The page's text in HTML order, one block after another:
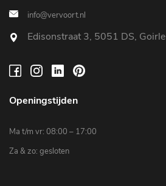
info@vervoort.nl
Edisonstraat 3, 5051 DS, Goirle
Openingstijden
Ma t/m vr: 08:00 – 17:00
Za & zo: gesloten